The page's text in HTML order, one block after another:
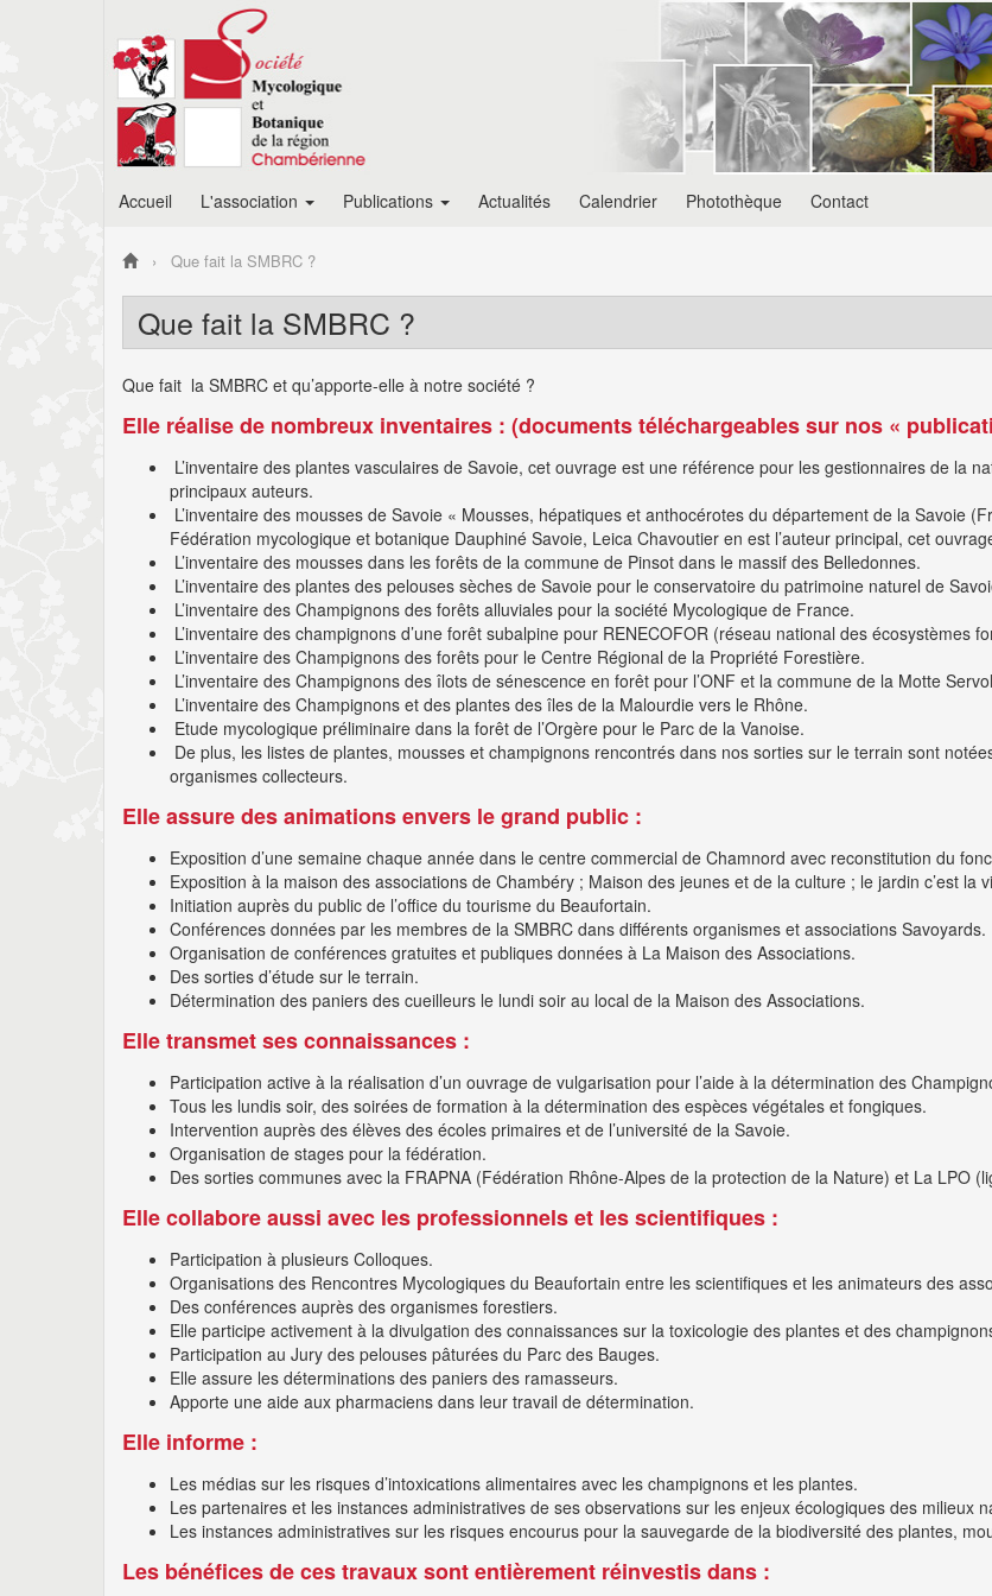
Accueil L'association Publications Actualités Calendrier Photothèque Contact
Que fait la SMBRC ?
Que fait la SMBRC ?
Que fait la SMBRC et qu’apporte-elle à notre société ?
Elle réalise de nombreux inventaires : (documents téléchargeables sur nos «
L’inventaire des plantes vasculaires de Savoie, cet ouvrage est une référence pour les gestionnaires de la
principaux auteurs.
L’inventaire des mousses de Savoie « Mousses, hépatiques et anthocérotes du département de la Savoie
Fédération mycologique et botanique Dauphiné Savoie, Leica Chavoutier en est l’auteur principal, cet
L’inventaire des mousses dans les forêts de la commune de Pinsot dans le massif des Belledonnes.
L’inventaire des plantes des pelouses sèches de Savoie pour le conservatoire du patrimoine naturel de
L’inventaire des Champignons des forêts alluviales pour la société Mycologique de France.
L’inventaire des champignons d’une forêt subalpine pour RENECOFOR (réseau national des écosystèmes
L’inventaire des Champignons des forêts pour le Centre Régional de la Propriété Forestière.
L’inventaire des Champignons des îlots de sénescence en forêt pour l’ONF et la commune de la Motte
L’inventaire des Champignons et des plantes des îles de la Malourdie vers le Rhône.
Etude mycologique préliminaire dans la forêt de l’Orgère pour le Parc de la Vanoise.
De plus, les listes de plantes, mousses et champignons rencontrés dans nos sorties sur le terrain sont
organismes collecteurs.
Elle assure des animations envers le grand public :
Exposition d’une semaine chaque année dans le centre commercial de Chamnord avec reconstitution du
Exposition à la maison des associations de Chambéry ; Maison des jeunes et de la culture ; le jardin c’est
Initiation auprès du public de l’office du tourisme du Beaufortain.
Conférences données par les membres de la SMBRC dans différents organismes et associations Savoyards.
Organisation de conférences gratuites et publiques données à La Maison des Associations.
Des sorties d’étude sur le terrain.
Détermination des paniers des cueilleurs le lundi soir au local de la Maison des Associations.
Elle transmet ses connaissances :
Participation active à la réalisation d’un ouvrage de vulgarisation pour l’aide à la détermination des
Tous les lundis soir, des soirées de formation à la détermination des espèces végétales et fongiques.
Intervention auprès des élèves des écoles primaires et de l’université de la Savoie.
Organisation de stages pour la fédération.
Des sorties communes avec la FRAPNA (Fédération Rhône-Alpes de la protection de la Nature) et La LPO
Elle collabore aussi avec les professionnels et les scientifiques :
Participation à plusieurs Colloques.
Organisations des Rencontres Mycologiques du Beaufortain entre les scientifiques et les animateurs des
Des conférences auprès des organismes forestiers.
Elle participe activement à la divulgation des connaissances sur la toxicologie des plantes et des
Participation au Jury des pelouses pâturées du Parc des Bauges.
Elle assure les déterminations des paniers des ramasseurs.
Apporte une aide aux pharmaciens dans leur travail de détermination.
Elle informe :
Les médias sur les risques d’intoxications alimentaires avec les champignons et les plantes.
Les partenaires et les instances administratives de ses observations sur les enjeux écologiques des milieux
Les instances administratives sur les risques encourus pour la sauvegarde de la biodiversité des plantes,
Les bénéfices de ces travaux sont entièrement réinvestis dans :